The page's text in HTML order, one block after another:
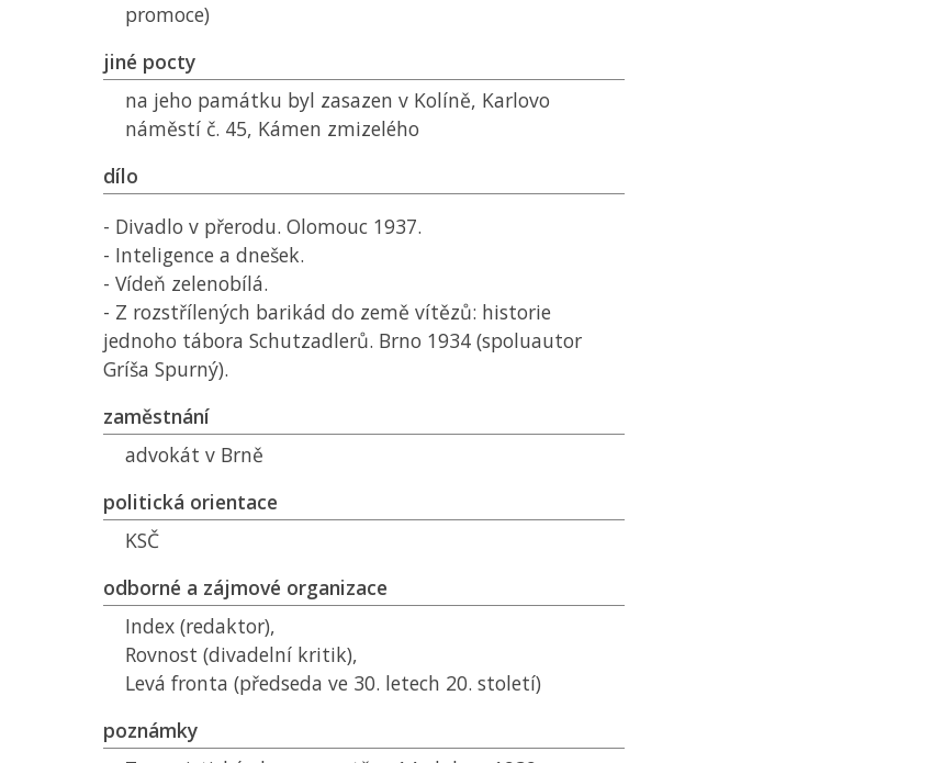
promoce)
jiné pocty
na jeho památku byl zasazen v Kolíně, Karlovo
náměstí č. 45, Kámen zmizelého
dílo
- Divadlo v přerodu. Olomouc 1937.
- Inteligence a dnešek.
- Vídeň zelenobílá.
- Z rozstřílených barikád do země vítězů: historie
jednoho tábora Schutzadlerů. Brno 1934 (spoluautor
Gríša Spurný).
zaměstnání
advokát v Brně
politická orientace
KSČ
odborné a zájmové organizace
Index (redaktor),
Rovnost (divadelní kritik),
Levá fronta (předseda ve 30. letech 20. století)
poznámky